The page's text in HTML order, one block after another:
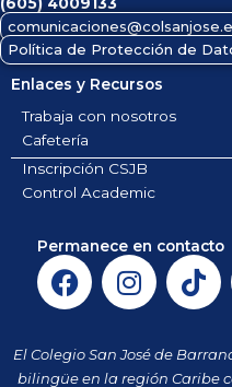
Política de Protección de
Enlaces y Recursos
Trabaja con nosotros
Cafetería
Inscripción CSJB
Control Academic
Permanece en contacto
F
a
e
b
I
n
t
a
T
i
t
o
El Colegio San José de
bilingüe en la región Caribe